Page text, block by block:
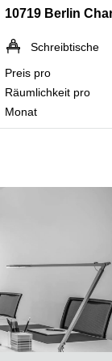
10719 Berlin
Schreibtische
Preis pro
Räumlichkeit pro
Monat